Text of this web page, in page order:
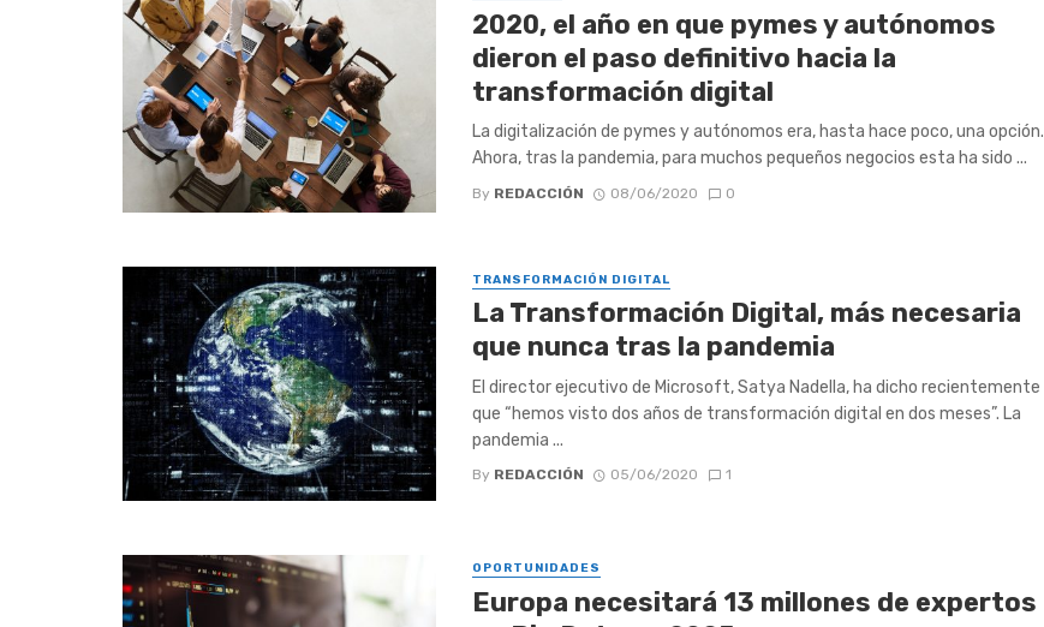
2020, el año en que pymes y autónomos
dieron el paso definitivo hacia la
transformación digital
La digitalización de pymes y autónomos era, hasta hace poco, una opción.
Ahora, tras la pandemia, para muchos pequeños negocios esta ha sido ...
By REDACCIÓN 08/06/2020 0
TRANSFORMACIÓN DIGITAL
La Transformación Digital, más necesaria
que nunca tras la pandemia
El director ejecutivo de Microsoft, Satya Nadella, ha dicho recientemente
que “hemos visto dos años de transformación digital en dos meses”. La
pandemia ...
By REDACCIÓN 05/06/2020 1
OPORTUNIDADES
Europa necesitará 13 millones de expertos